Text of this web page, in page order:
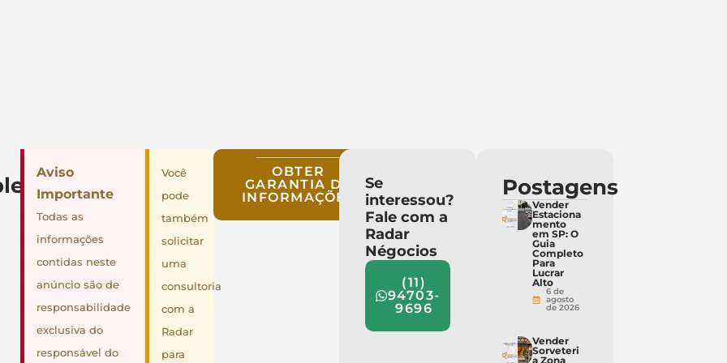
Aviso
Importante
Todas as
informações
contidas neste
anúncio são de
responsabilidade
exclusiva do
responsável do
Você
pode
também
solicitar
uma
consultoria
com a
Radar
para
OBTER
GARANTIA DE
INFORMAÇÕES
Se
interessou?
Fale com a
Radar
Négocios
(11)
94703-
9696
Postagens
Vender
Estaciona
mento
em SP: O
Guia
Completo
Para
Lucrar
Alto
6 de
agosto
de 2026
Vender
Sorveteri
a Zona